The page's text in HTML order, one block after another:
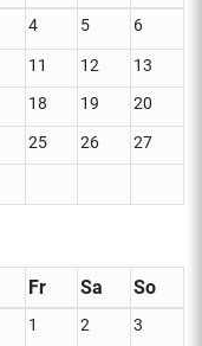
4 5 6
11 12
13
18 19 20
25 26
27
Fr Sa So
1 2 3